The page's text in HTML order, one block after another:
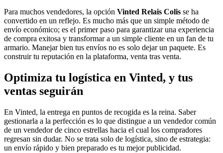
Para muchos vendedores, la opción Vinted Relais Colis se ha
convertido en un reflejo. Es mucho más que un simple método de
envío económico; es el primer paso para garantizar una experiencia
de compra exitosa y transformar a un simple cliente en un fan de tu
armario. Manejar bien tus envíos no es solo dejar un paquete. Es
construir tu reputación en la plataforma, venta tras venta.
Optimiza tu logística en Vinted, y tus
ventas seguirán
En Vinted, la entrega en puntos de recogida es la reina. Saber
gestionarla a la perfección es lo que distingue a un vendedor común
de un vendedor de cinco estrellas hacia el cual los compradores
regresan sin dudar. No se trata solo de logística, sino de estrategia:
un envío rápido y bien preparado es tu mejor publicidad.